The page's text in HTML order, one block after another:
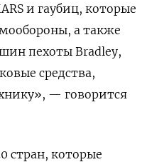
и гаубиц, которые
а также
пехоты Bradley,
средства,
— говорится
стран, которые